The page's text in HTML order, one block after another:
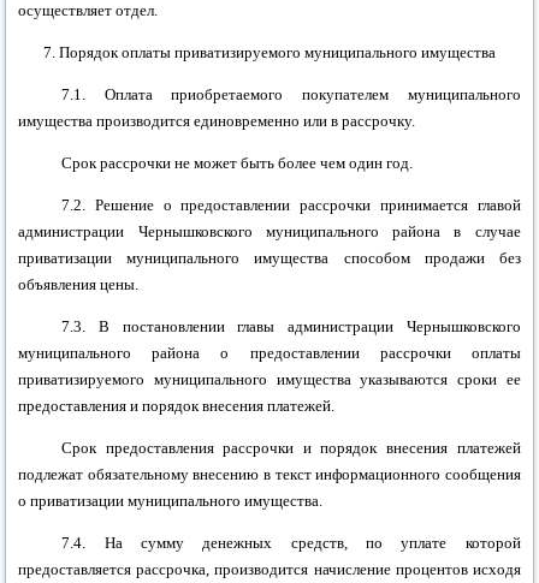
осуществляет отдел.
7. Порядок оплаты приватизируемого муниципального имущества
7.1. Оплата приобретаемого покупателем муниципального
имущества производится единовременно или в рассрочку.
Срок рассрочки не может быть более чем один год.
7.2. Решение о предоставлении рассрочки принимается главой
администрации Чернышковского муниципального района в случае
приватизации муниципального имущества способом продажи без
объявления цены.
7.3. В постановлении главы администрации Чернышковского
муниципального района о предоставлении рассрочки оплаты
приватизируемого муниципального имущества указываются сроки ее
предоставления и порядок внесения платежей.
Срок предоставления рассрочки и порядок внесения платежей
подлежат обязательному внесению в текст информационного сообщения
о приватизации муниципального имущества.
7.4. На сумму денежных средств, по уплате которой
предоставляется рассрочка, производится начисление процентов исходя